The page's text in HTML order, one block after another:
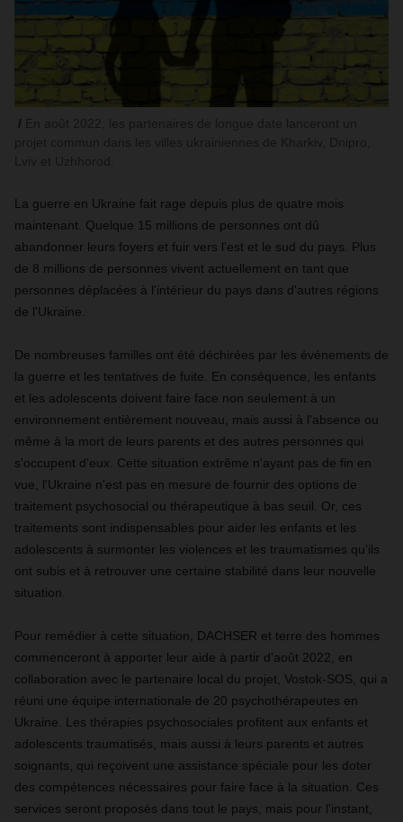
La guerre en Ukraine fait rage depuis plus de quatre mois
maintenant. Quelque 15 millions de personnes ont dû
abandonner leurs foyers et fuir vers l'est et le sud du pays. Plus
de 8 millions de personnes vivent actuellement en tant que
personnes déplacées à l'intérieur du pays dans d'autres régions
de l'Ukraine.
De nombreuses familles ont été déchirées par les événements de
la guerre et les tentatives de fuite. En conséquence, les enfants
et les adolescents doivent faire face non seulement à un
environnement entièrement nouveau, mais aussi à l'absence ou
même à la mort de leurs parents et des autres personnes qui
s'occupent d'eux. Cette situation extrême n'ayant pas de fin en
vue, l'Ukraine n'est pas en mesure de fournir des options de
traitement psychosocial ou thérapeutique à bas seuil. Or, ces
traitements sont indispensables pour aider les enfants et les
adolescents à surmonter les violences et les traumatismes qu'ils
ont subis et à retrouver une certaine stabilité dans leur nouvelle
situation.
Pour remédier à cette situation, DACHSER et terre des hommes
commenceront à apporter leur aide à partir d'août 2022, en
collaboration avec le partenaire local du projet, Vostok-SOS, qui a
réuni une équipe internationale de 20 psychothérapeutes en
Ukraine. Les thérapies psychosociales profitent aux enfants et
adolescents traumatisés, mais aussi à leurs parents et autres
soignants, qui reçoivent une assistance spéciale pour les doter
des compétences nécessaires pour faire face à la situation. Ces
services seront proposés dans tout le pays, mais pour l'instant,